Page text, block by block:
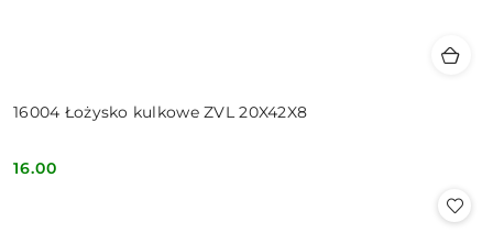
16004 Łożysko kulkowe ZVL 20X42X8
Cena:
16.00